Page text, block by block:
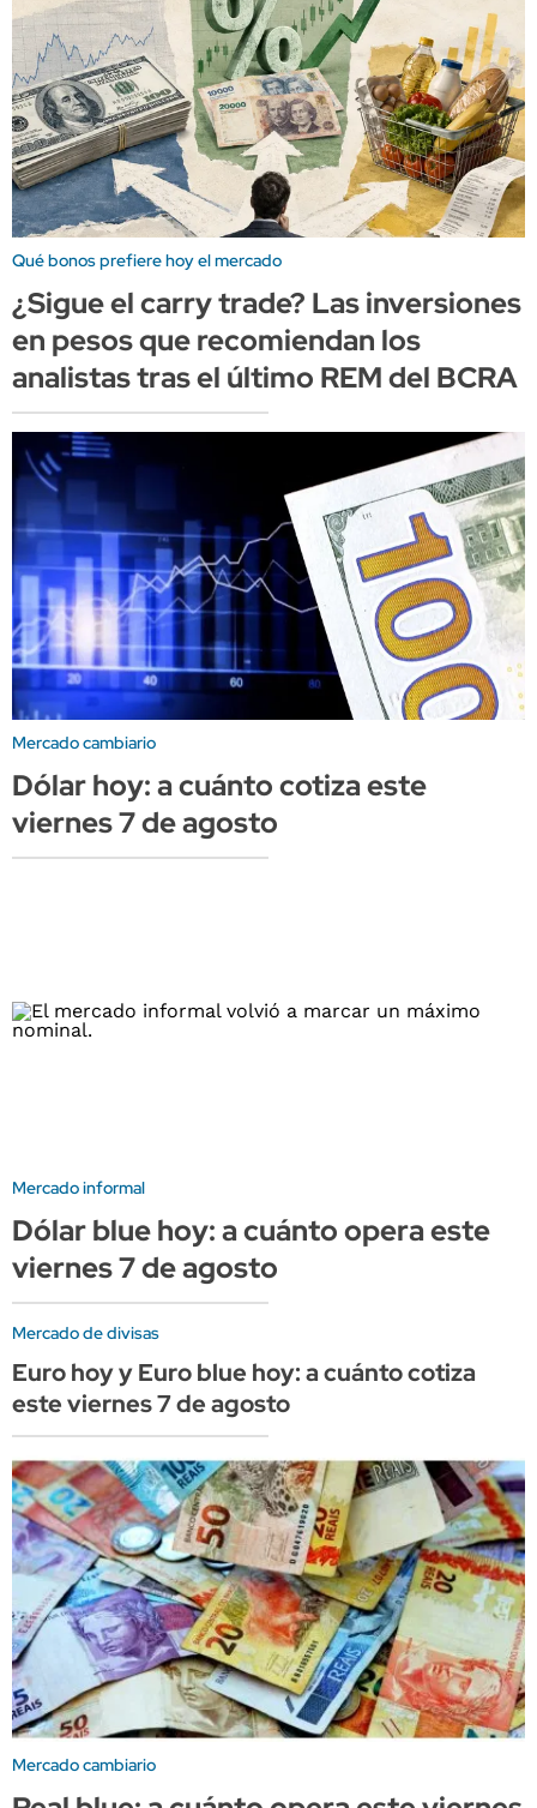
Qué bonos prefiere hoy el mercado
¿Sigue el carry trade? Las inversiones
en pesos que recomiendan los
analistas tras el último REM del BCRA
Mercado cambiario
Dólar hoy: a cuánto cotiza este
viernes 7 de agosto
Mercado informal
Dólar blue hoy: a cuánto opera este
viernes 7 de agosto
Mercado de divisas
Euro hoy y Euro blue hoy: a cuánto cotiza
este viernes 7 de agosto
Mercado cambiario